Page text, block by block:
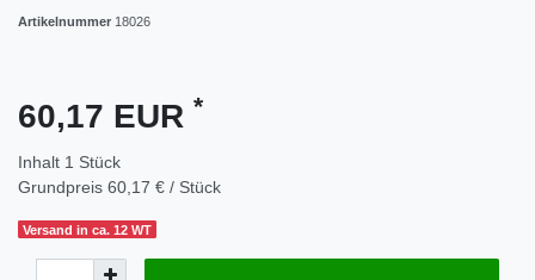
Artikelnummer 18026
60,17 EUR *
Inhalt 1 Stück
Grundpreis 60,17 € / Stück
Versand in ca. 12 WT